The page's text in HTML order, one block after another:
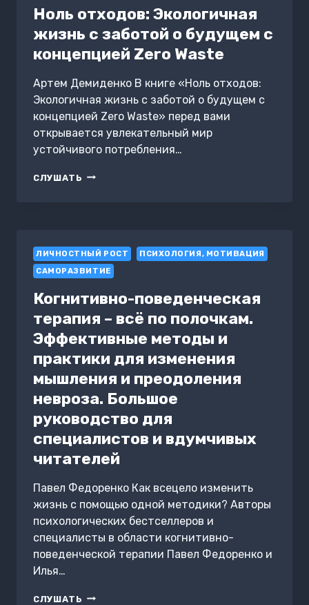
Ноль отходов: Экологичная
жизнь с заботой о будущем с
концепцией Zero Waste
Артем Демиденко В книге «Ноль отходов:
Экологичная жизнь с заботой о будущем с
концепцией Zero Waste» перед вами
открывается увлекательный мир
устойчивого потребления…
СЛУШАТЬ НОЛЬ
О
БУДУЩЕМ
С
КОНЦЕПЦИЕЙ
ZERO
WASTE
ЛИЧНОСТНЫЙ РОСТ
ПСИХОЛОГИЯ, МОТИВАЦИЯ
САМОРАЗВИТИЕ
Когнитивно-поведенческая
терапия – всё по полочкам.
Эффективные методы и
практики для изменения
мышления и преодоления
невроза. Большое
руководство для
специалистов и вдумчивых
читателей
Павел Федоренко Как всецело изменить
жизнь с помощью одной методики? Авторы
психологических бестселлеров и
специалисты в области когнитивно-
поведенческой терапии Павел Федоренко и
Илья…
СЛУШАТЬ КОГНИТИВНО-